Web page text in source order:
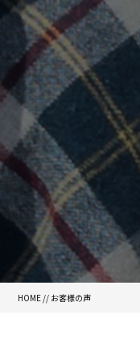
HOME // お客様の声